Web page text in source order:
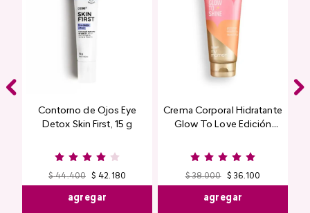
Contorno de Ojos Eye
Detox Skin First, 15 g
$ 44.400 $ 42.180
agregar
Crema Corporal Hidratante
Glow To Love Edición
$ 38.000 $ 36.100
agregar